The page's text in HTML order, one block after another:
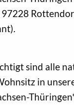
sind alle
in